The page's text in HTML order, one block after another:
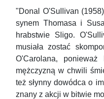
"Donal O'Sullivan
synem Thomasa i
hrabstwie Sligo.
musiała zostać
O'Carolana, ponieważ
mężczyzną w chwili
też słynny dowódca o
znany z akcji w bitwie